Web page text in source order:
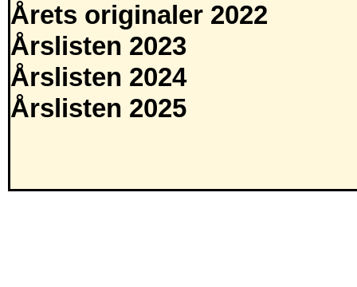
Årets originaler 2022
Årslisten 2023
Årslisten 2024
Årslisten 2025